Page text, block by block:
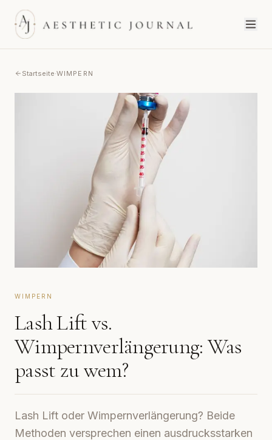
Startseite·WIMPERN
WIMPERN
Lash Lift vs.
Wimpernverlängerung: Was
passt zu wem?
Lash Lift oder Wimpernverlängerung? Beide
Methoden versprechen einen ausdrucksstarken